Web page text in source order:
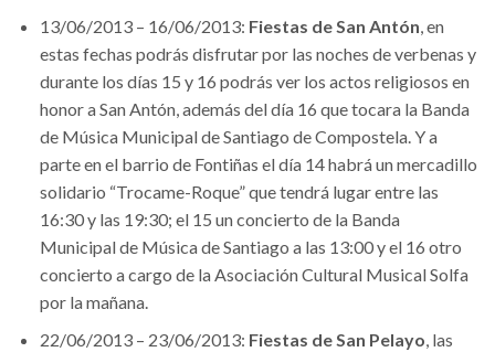
13/06/2013 – 16/06/2013: Fiestas de San Antón , en
estas fechas podrás disfrutar por las noches de verbenas y
durante los días 15 y 16 podrás ver los actos religiosos en
honor a San Antón, además del día 16 que tocara la Banda
de Música Municipal de Santiago de Compostela. Y a
parte en el barrio de Fontiñas el día 14 habrá un mercadillo
solidario “Trocame-Roque” que tendrá lugar entre las
16:30 y las 19:30; el 15 un concierto de la Banda
Municipal de Música de Santiago a las 13:00 y el 16 otro
concierto a cargo de la Asociación Cultural Musical Solfa
por la mañana.
22/06/2013 – 23/06/2013: Fiestas de San Pelayo, las